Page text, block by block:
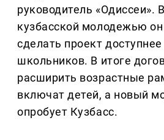
руководитель «Одиссеи».
кузбасской молодежью он
сделать проект
школьников. В итоге
расширить возрастные
включат детей, а новый
опробует Кузбасс.